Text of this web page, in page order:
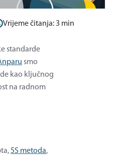
Vrijeme čitanja: 3 min
standarde
smo
kao ključnog
na radnom
5S metoda,